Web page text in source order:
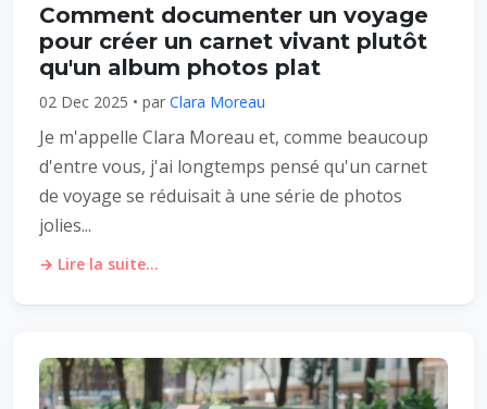
Comment documenter un voyage
pour créer un carnet vivant plutôt
qu'un album photos plat
02 Dec 2025 • par Clara Moreau
Je m'appelle Clara Moreau et, comme beaucoup
d'entre vous, j'ai longtemps pensé qu'un carnet
de voyage se réduisait à une série de photos
jolies...
→ Lire la suite...